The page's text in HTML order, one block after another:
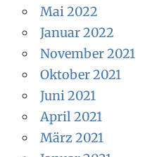
Mai 2022
Januar 2022
November 2021
Oktober 2021
Juni 2021
April 2021
März 2021